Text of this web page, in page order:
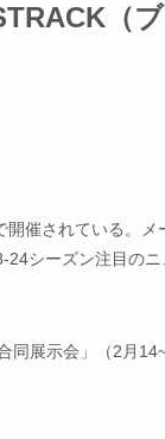
（
開催されている。メ
24シーズン注目のニ
同展示会」（2月